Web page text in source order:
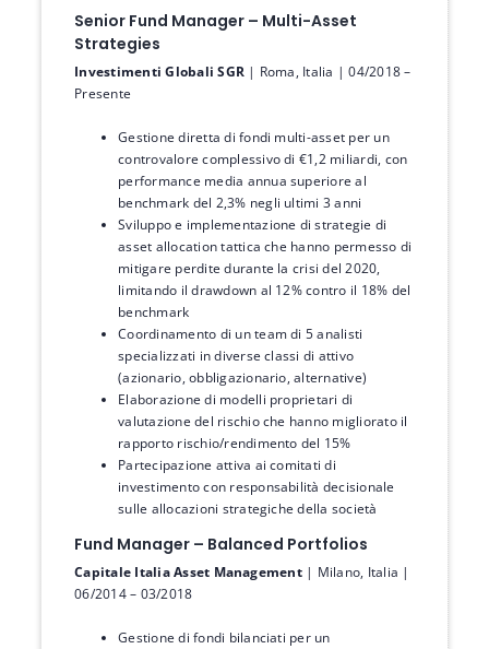
Senior Fund Manager – Multi-Asset
Strategies
Investimenti Globali SGR | Roma, Italia | 04/2018 –
Presente
Gestione diretta di fondi multi-asset per un
controvalore complessivo di €1,2 miliardi, con
performance media annua superiore al
benchmark del 2,3% negli ultimi 3 anni
Sviluppo e implementazione di strategie di
asset allocation tattica che hanno permesso di
mitigare perdite durante la crisi del 2020,
limitando il drawdown al 12% contro il 18% del
benchmark
Coordinamento di un team di 5 analisti
specializzati in diverse classi di attivo
(azionario, obbligazionario, alternative)
Elaborazione di modelli proprietari di
valutazione del rischio che hanno migliorato il
rapporto rischio/rendimento del 15%
Partecipazione attiva ai comitati di
investimento con responsabilità decisionale
sulle allocazioni strategiche della società
Fund Manager – Balanced Portfolios
Capitale Italia Asset Management| Milano, Italia |
06/2014 – 03/2018
Gestione di fondi bilanciati per un